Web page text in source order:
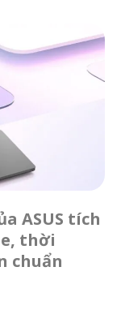
ASUS tích
thời
chuẩn